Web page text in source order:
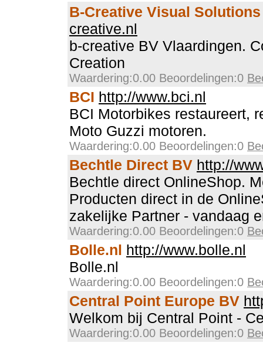
B-Creative Visual Solutions
creative.nl
b-creative BV Vlaardingen.
Creation
Waardering:0.00 Beoordelingen:0
BCI http://www.bci.nl
BCI Motorbikes restaureert,
Moto Guzzi motoren.
Waardering:0.00 Beoordelingen:0
Bechtle Direct BV http://
Bechtle direct OnlineShop.
Producten direct in de
zakelijke Partner - vandaag
Waardering:0.00 Beoordelingen:0
Bolle.nl http://www.bolle.nl
Bolle.nl
Waardering:0.00 Beoordelingen:0
Central Point Europe BV
Welkom bij Central Point -
Waardering:0.00 Beoordelingen:0